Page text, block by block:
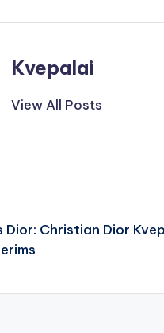
Kvepalai
View All Posts
Dior: Christian Dior